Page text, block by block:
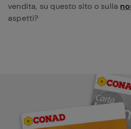
vendita, su questo sito o sulla
aspetti?